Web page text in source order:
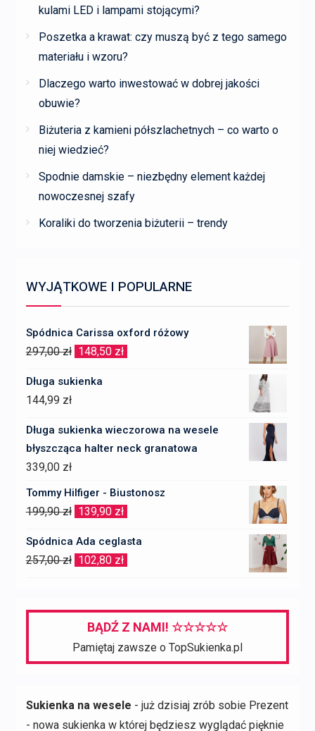
kulami LED i lampami stojącymi?
Poszetka a krawat: czy muszą być z tego samego
materiału i wzoru?
Dlaczego warto inwestować w dobrej jakości
obuwie?
Biżuteria z kamieni półszlachetnych – co warto o
niej wiedzieć?
Spodnie damskie – niezbędny element każdej
nowoczesnej szafy
Koraliki do tworzenia biżuterii – trendy
WYJĄTKOWE I POPULARNE
Spódnica Carissa oxford różowy
297,00zł Pierwotna
148,50 zł
Długa sukienka
144,99 zł
Długa sukienka wieczorowa na wesele
błyszcząca halter neck granatowa
339,00 zł
Tommy Hilfiger - Biustonosz
199,90zł Pierwotna
wynosiła:
199,90 zł.
139,90 zł
wynosi:
139,90 zł.
Spódnica Ada ceglasta
257,00zł Pierwotna
257,00 zł.
102,80 zł
BĄDŹ Z NAMI! ☆☆☆☆☆
Pamiętaj zawsze o TopSukienka.pl
Sukienka na wesele - już dzisiaj zrób sobie Prezent
- nowa sukienka w której będziesz wyglądać pięknie